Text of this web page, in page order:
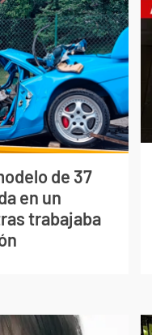
de 37
en un
trabajaba